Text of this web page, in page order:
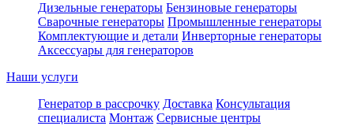
Дизельные генераторы Бензиновые генераторы
Сварочные генераторы Промышленные генераторы
Комплектующие и детали Инверторные генераторы
Аксессуары для генераторов
Наши услуги
Генератор в рассрочку Доставка Консультация
специалиста Монтаж Сервисные центры